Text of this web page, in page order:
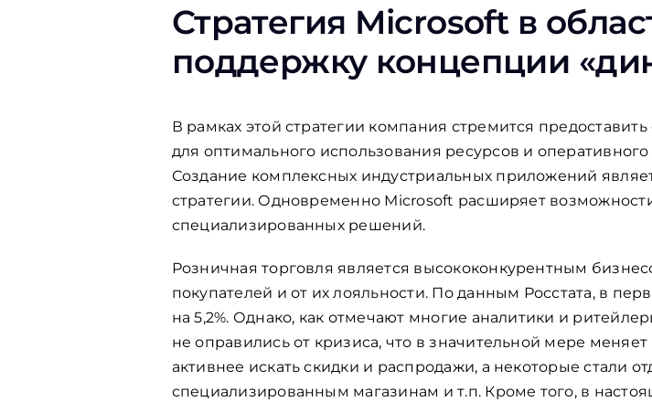
Стратегия Microsoft в
поддержку концепции
В рамках этой стратегии компания стремится
для оптимального использования ресурсов и
Создание комплексных индустриальных приложений
стратегии. Одновременно Microsoft расширяет
специализированных решений.
Розничная торговля является высококонкурентным
покупателей и от их лояльности. По данным Росстата, в
на 5,2%. Однако, как отмечают многие аналитики и
не оправились от кризиса, что в значительной мере
активнее искать скидки и распродажи, а некоторые стали
специализированным магазинам и т.п. Кроме того, в